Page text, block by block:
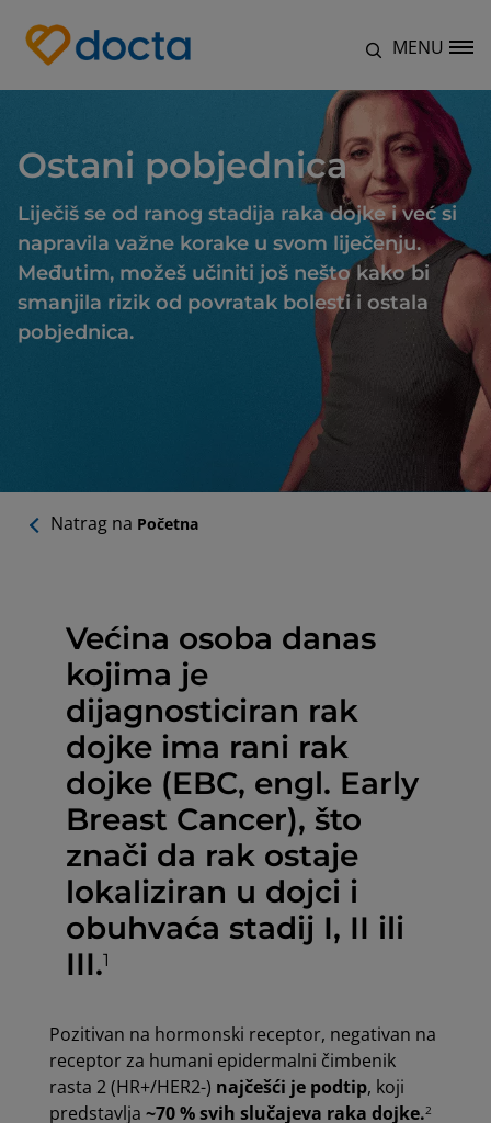
Site Logo MENU
Ostani pobjednica
Liječiš se od ranog stadija raka dojke i već si
napravila važne korake u svom liječenju.
Međutim, možeš učiniti još nešto kako bi
smanjila rizik od povratak bolesti i ostala
pobjednica.
Natrag na Početna
Većina osoba danas
kojima je
dijagnosticiran rak
dojke ima rani rak
dojke (EBC, engl. Early
Breast Cancer), što
znači da rak ostaje
lokaliziran u dojci i
obuhvaća stadij I, II ili
III.1
Pozitivan na hormonski receptor, negativan na
receptor za humani epidermalni čimbenik
rasta 2 (HR+/HER2-) najčešći je podtip, koji
predstavlja ~70 % svih slučajeva raka dojke.2